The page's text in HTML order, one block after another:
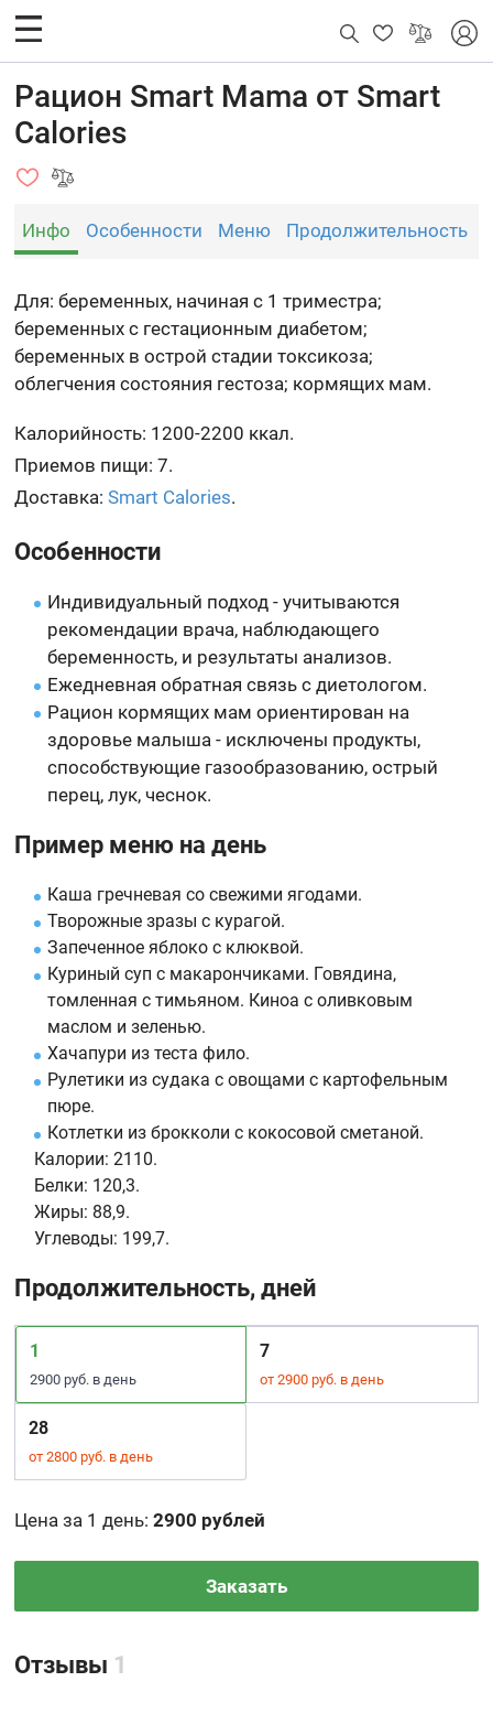
Рацион Smart Mama от Smart
Calories
Инфо Особенности Меню Продолжительность
Для: беременных, начиная с 1 триместра;
беременных с гестационным диабетом;
беременных в острой стадии токсикоза;
облегчения состояния гестоза; кормящих мам.
Калорийность: 1200-2200 ккал.
Приемов пищи: 7.
Доставка:Smart Calories.
Особенности
Индивидуальный подход - учитываются
рекомендации врача, наблюдающего
беременность, и результаты анализов.
Ежедневная обратная связь с диетологом.
Рацион кормящих мам ориентирован на
здоровье малыша - исключены продукты,
способствующие газообразованию, острый
перец, лук, чеснок.
Пример меню на день
Каша гречневая со свежими ягодами.
Творожные зразы с курагой.
Запеченное яблоко с клюквой.
Куриный суп с макарончиками. Говядина,
томленная с тимьяном. Киноа с оливковым
маслом и зеленью.
Хачапури из теста фило.
Рулетики из судака с овощами с картофельным
пюре.
Котлетки из брокколи с кокосовой сметаной.
Калории: 2110.
Белки: 120,3.
Жиры: 88,9.
Углеводы: 199,7.
Продолжительность, дней
1
2900 руб. в день
7
от 2900 руб. в день
28
от 2800 руб. в день
Цена за 1 день:2900 рублей
Заказать
Отзывы 1